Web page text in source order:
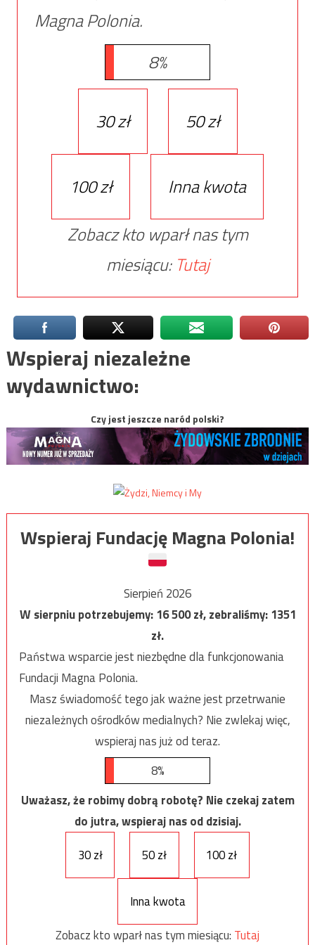
Magna Polonia.
8%
30 zł 50 zł
100 zł
Inna kwota
Zobacz kto wparł nas tym
miesiącu: Tutaj
Wspieraj niezależne
wydawnictwo:
Czy jest jeszcze naród polski?
Wspieraj Fundację Magna Polonia!
Sierpień 2026
W sierpniu potrzebujemy:16 500zł, zebraliśmy:1351
zł.
Państwa wsparcie jest niezbędne dla funkcjonowania
Fundacji Magna Polonia.
Masz świadomość tego jak ważne jest przetrwanie
niezależnych ośrodków medialnych? Nie zwlekaj więc,
wspieraj nas już od teraz.
8%
Uważasz, że robimy dobrą robotę? Nie czekaj zatem
do jutra, wspieraj nas od dzisiaj.
30 zł
50 zł 100 zł
Inna kwota
Zobacz kto wparł nas tym miesiącu: Tutaj